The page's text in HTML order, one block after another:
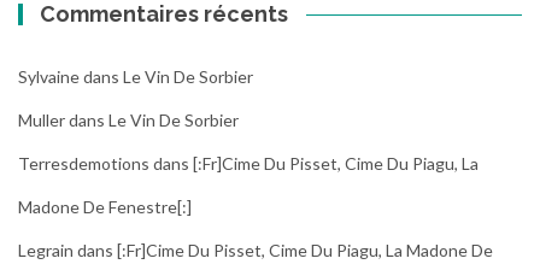
Commentaires récents
Sylvainedans Le Vin De Sorbier
Mullerdans Le Vin De Sorbier
Terresdemotions dans [:fr]Cime Du Pisset, Cime Du Piagu, La
Madone De Fenestre[:]
Legrain dans [:fr]Cime Du Pisset, Cime Du Piagu, La Madone De